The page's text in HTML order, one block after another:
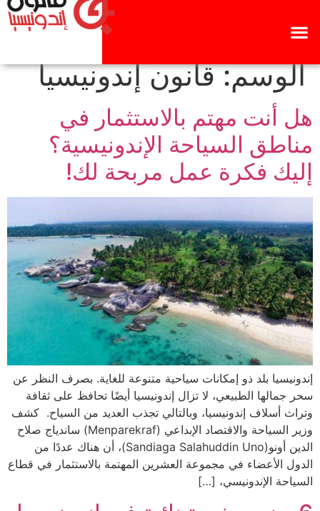
الوسم:قانون إندونيسيا
هل أنت مهتم بالاستثمار في
مناطق السياحة الإندونيسية؟
إليك فكرة عمل مربحة لك!
إندونيسيا بلد ذو إمكانات سياحية متنوعة للغاية. بصرف النظر عن
سحر جمالها الطبيعي، لا تزال إندونيسيا أيضًا تحافظ على ثقافة
وتراث أسلاف إندونيسيا، وبالتالي تجذب العديد من السياح. كشف
وزير السياحة والاقتصاد الإبداعي (Menparekraf) ساندياج صلاح
الدين أونو(Sandiaga Salahuddin Uno)، أن هناك عددًا من
الدول الأعضاء في مجموعة العشرين المهتمة بالاستثمار في قطاع
السياحة الإندونيسي، […]